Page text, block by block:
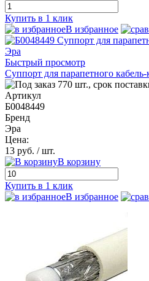
Купить в 1 клик
В избранное
Быстрый просмотр
Суппорт для парапетного
770 шт., срок
Артикул
Б0048449
Бренд
Эра
Цена:
13 руб. / шт.
В корзину
Купить в 1 клик
В избранное